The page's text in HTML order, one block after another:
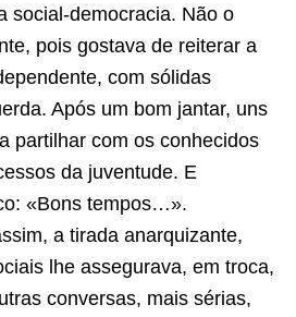
social-democracia. Não o
pois gostava de reiterar a
com sólidas
Após um bom jantar, uns
partilhar com os conhecidos
da juventude. E
«Bons tempos…».
a tirada anarquizante,
lhe assegurava, em troca,
conversas, mais sérias,